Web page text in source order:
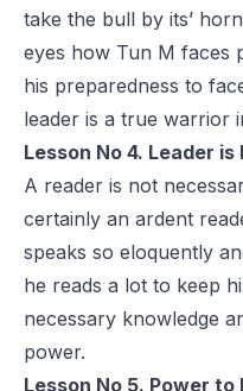
take the bull by its’
eyes how Tun M faces
his preparedness to
leader is a true warrior
Lesson No 4. Leader is
A reader is not
certainly an ardent
speaks so eloquently
he reads a lot to keep
necessary knowledge
power.
Lesson No 5. Power to